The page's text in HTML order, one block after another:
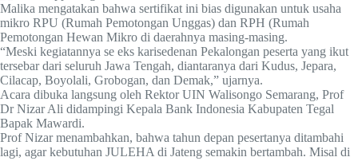
Malika mengatakan bahwa sertifikat ini bias digunakan untuk usaha
mikro RPU (Rumah Pemotongan Unggas) dan RPH (Rumah
Pemotongan Hewan Mikro di daerahnya masing-masing.
“Meski kegiatannya se eks karisedenan Pekalongan peserta yang ikut
tersebar dari seluruh Jawa Tengah, diantaranya dari Kudus, Jepara,
Cilacap, Boyolali, Grobogan, dan Demak,” ujarnya.
Acara dibuka langsung oleh Rektor UIN Walisongo Semarang, Prof
Dr Nizar Ali didampingi Kepala Bank Indonesia Kabupaten Tegal
Bapak Mawardi.
Prof Nizar menambahkan, bahwa tahun depan pesertanya ditambahi
lagi, agar kebutuhan JULEHA di Jateng semakin bertambah. Misal di